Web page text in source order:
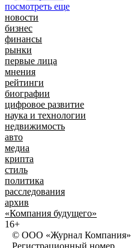
посмотреть еще
новости
бизнес
финансы
рынки
первые лица
мнения
рейтинги
биографии
цифровое развитие
наука и технологии
недвижимость
авто
медиа
крипта
стиль
политика
расследования
архив
«Компания будущего»
16+
© ООО «Журнал Компания»
Регистрационный номер